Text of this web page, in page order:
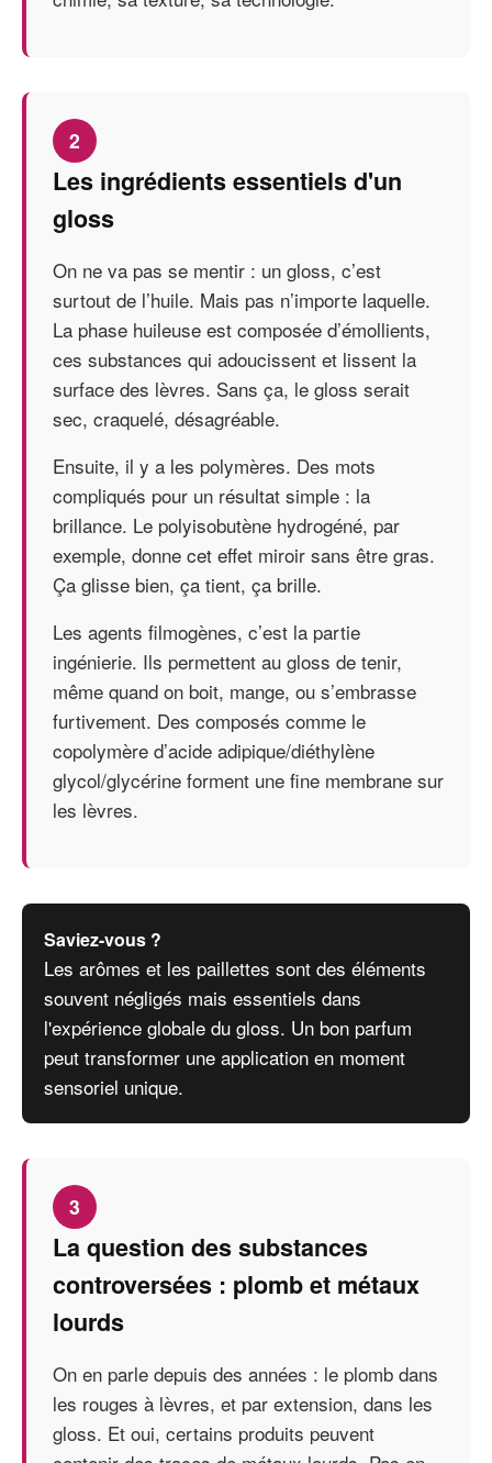
2
Les ingrédients essentiels d'un
gloss
On ne va pas se mentir : un gloss, c’est
surtout de l’huile. Mais pas n’importe laquelle.
La phase huileuse est composée d’émollients,
ces substances qui adoucissent et lissent la
surface des lèvres. Sans ça, le gloss serait
sec, craquelé, désagréable.
Ensuite, il y a les polymères. Des mots
compliqués pour un résultat simple : la
brillance. Le polyisobutène hydrogéné, par
exemple, donne cet effet miroir sans être gras.
Ça glisse bien, ça tient, ça brille.
Les agents filmogènes, c’est la partie
ingénierie. Ils permettent au gloss de tenir,
même quand on boit, mange, ou s’embrasse
furtivement. Des composés comme le
copolymère d’acide adipique/diéthylène
glycol/glycérine forment une fine membrane sur
les lèvres.
Saviez-vous ?
Les arômes et les paillettes sont des éléments
souvent négligés mais essentiels dans
l'expérience globale du gloss. Un bon parfum
peut transformer une application en moment
sensoriel unique.
3
La question des substances
controversées : plomb et métaux
lourds
On en parle depuis des années : le plomb dans
les rouges à lèvres, et par extension, dans les
gloss. Et oui, certains produits peuvent